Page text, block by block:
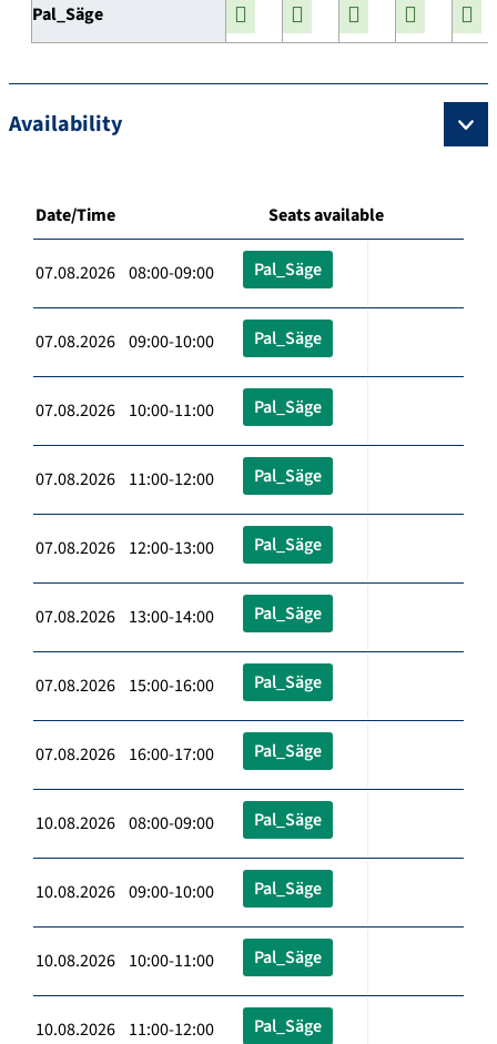
Pal_Säge
Availability
Date/Time Seats available
07.08.2026 08:00-09:00 Pal_Säge
07.08.2026 09:00-10:00 Pal_Säge
07.08.2026 10:00-11:00 Pal_Säge
07.08.2026 11:00-12:00 Pal_Säge
07.08.2026 12:00-13:00 Pal_Säge
07.08.2026 13:00-14:00 Pal_Säge
07.08.2026 15:00-16:00 Pal_Säge
07.08.2026 16:00-17:00 Pal_Säge
10.08.2026 08:00-09:00 Pal_Säge
10.08.2026 09:00-10:00 Pal_Säge
10.08.2026 10:00-11:00 Pal_Säge
10.08.2026 11:00-12:00 Pal_Säge